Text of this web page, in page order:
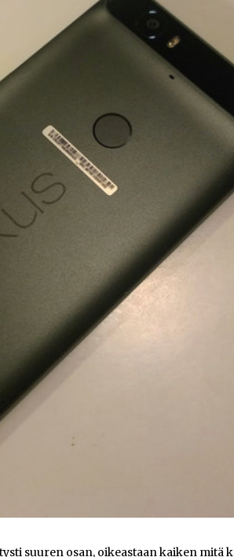
suuren osan, oikeastaan kaiken mitä